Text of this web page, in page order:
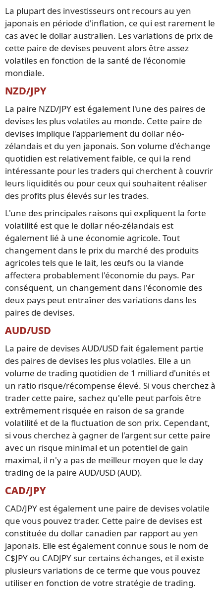
La plupart des investisseurs ont recours au yen
japonais en période d'inflation, ce qui est rarement le
cas avec le dollar australien. Les variations de prix de
cette paire de devises peuvent alors être assez
volatiles en fonction de la santé de l'économie
mondiale.
NZD/JPY
La paire NZD/JPY est également l'une des paires de
devises les plus volatiles au monde. Cette paire de
devises implique l'appariement du dollar néo-
zélandais et du yen japonais. Son volume d'échange
quotidien est relativement faible, ce qui la rend
intéressante pour les traders qui cherchent à couvrir
leurs liquidités ou pour ceux qui souhaitent réaliser
des profits plus élevés sur les trades.
L'une des principales raisons qui expliquent la forte
volatilité est que le dollar néo-zélandais est
également lié à une économie agricole. Tout
changement dans le prix du marché des produits
agricoles tels que le lait, les œufs ou la viande
affectera probablement l'économie du pays. Par
conséquent, un changement dans l'économie des
deux pays peut entraîner des variations dans les
paires de devises.
AUD/USD
La paire de devises AUD/USD fait également partie
des paires de devises les plus volatiles. Elle a un
volume de trading quotidien de 1 milliard d'unités et
un ratio risque/récompense élevé. Si vous cherchez à
trader cette paire, sachez qu'elle peut parfois être
extrêmement risquée en raison de sa grande
volatilité et de la fluctuation de son prix. Cependant,
si vous cherchez à gagner de l'argent sur cette paire
avec un risque minimal et un potentiel de gain
maximal, il n'y a pas de meilleur moyen que le day
trading de la paire AUD/USD (AUD).
CAD/JPY
CAD/JPY est également une paire de devises volatile
que vous pouvez trader. Cette paire de devises est
constituée du dollar canadien par rapport au yen
japonais. Elle est également connue sous le nom de
C$JPY ou CADJPY sur certains échanges, et il existe
plusieurs variations de ce terme que vous pouvez
utiliser en fonction de votre stratégie de trading.